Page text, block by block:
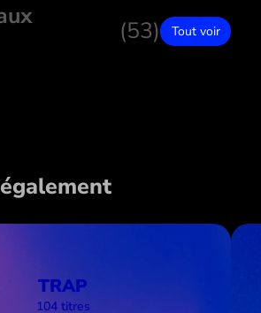
(53) Tout voir
TRAP
104 titres